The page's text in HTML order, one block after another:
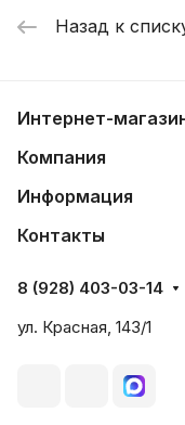
Назад к
Интернет-
Компания
Информация
Контакты
8 (928) 403-03-14
ул. Красная, 143/1